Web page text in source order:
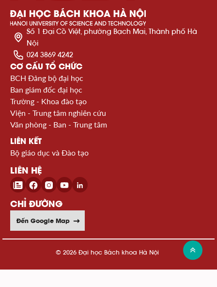
Số 1 Đại Cồ Việt, phường Bạch Mai, Thành phố Hà
Nội
024 3869 4242
CƠ CẤU TỔ CHỨC
BCH Đảng bộ đại học
Ban giám đốc đại học
Trường - Khoa đào tạo
Viện - Trung tâm nghiên cứu
Văn phòng - Ban - Trung tâm
LIÊN KẾT
Bộ giáo dục và Đào tạo
LIÊN HỆ
CHỈ ĐƯỜNG
Đến Google Map
© 2026 Đại học Bách khoa Hà Nội